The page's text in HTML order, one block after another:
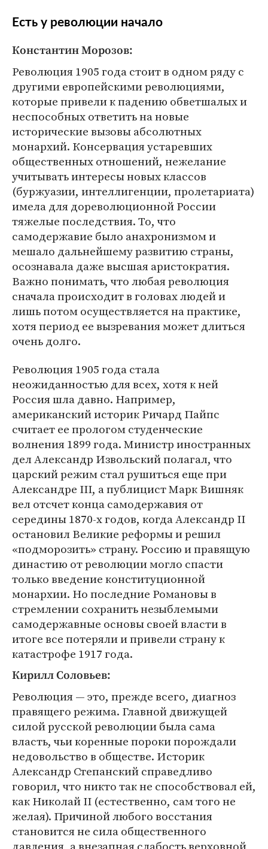
Есть у революции начало
Константин Морозов:
Революция 1905 года стоит в одном ряду с
другими европейскими революциями,
которые привели к падению обветшалых и
неспособных ответить на новые
исторические вызовы абсолютных
монархий. Консервация устаревших
общественных отношений, нежелание
учитывать интересы новых классов
(буржуазии, интеллигенции, пролетариата)
имела для дореволюционной России
тяжелые последствия. То, что
самодержавие было анахронизмом и
мешало дальнейшему развитию страны,
осознавала даже высшая аристократия.
Важно понимать, что любая революция
сначала происходит в головах людей и
лишь потом осуществляется на практике,
хотя период ее вызревания может длиться
очень долго.
Революция 1905 года стала
неожиданностью для всех, хотя к ней
Россия шла давно. Например,
американский историк Ричард Пайпс
считает ее прологом студенческие
волнения 1899 года. Министр иностранных
дел Александр Извольский полагал, что
царский режим стал рушиться еще при
Александре III, а публицист Марк Вишняк
вел отсчет конца самодержавия от
середины 1870-х годов, когда Александр II
остановил Великие реформы и решил
«подморозить» страну. Россию и правящую
династию от революции могло спасти
только введение конституционной
монархии. Но последние Романовы в
стремлении сохранить незыблемыми
самодержавные основы своей власти в
итоге все потеряли и привели страну к
катастрофе 1917 года.
Кирилл Соловьев:
Революция — это, прежде всего, диагноз
правящего режима. Главной движущей
силой русской революции была сама
власть, чьи коренные пороки порождали
недовольство в обществе. Историк
Александр Степанский справедливо
говорил, что никто так не способствовал ей,
как Николай II (естественно, сам того не
желая). Причиной любого восстания
становится не сила общественного